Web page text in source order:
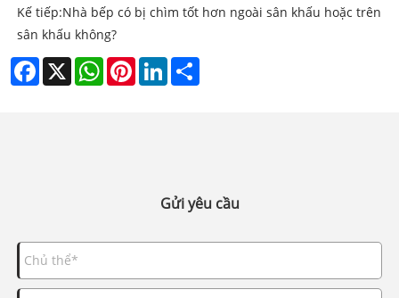
Kế tiếp:Nhà bếp có bị chìm tốt hơn ngoài sân khấu hoặc trên
sân khấu không?
Facebook
X WhatsAppPinterestLinkedIn
Gửi yêu cầu